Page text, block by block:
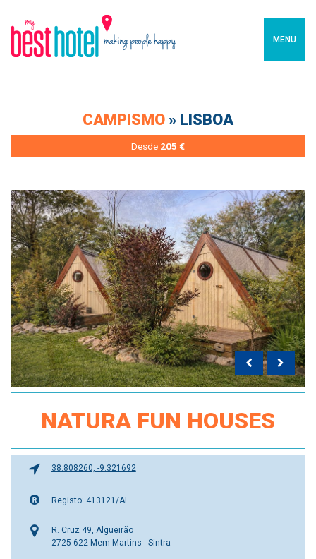
MENU
CAMPISMO » LISBOA
Desde 205 €
NATURA FUN HOUSES
38.808260, -9.321692
Registo: 413121/AL
R. Cruz 49, Algueirão
2725-622 Mem Martins - Sintra